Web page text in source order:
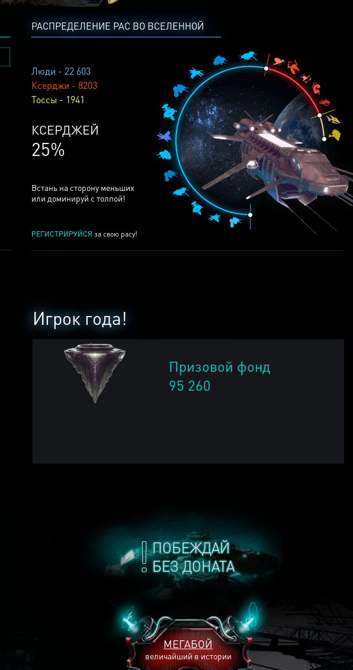
РАСПРЕДЕЛЕНИЕ РАС ВО ВСЕЛЕННОЙ
Люди - 22 603
Ксерджи - 8203
Тоссы - 1941
КСЕРДЖЕЙ
25%
Встань на сторону меньших
или доминируй с толпой!
РЕГИСТРИРУЙСЯ за свою расу!
ПОБЕЖДАЙ
БЕЗ ДОНАТА
МЕГАБОЙ
величайший в истории
Игрок года!
Призовой фонд
95 260